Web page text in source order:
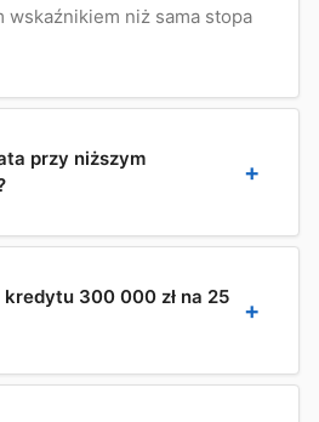
wskaźnikiem niż sama stopa
przy niższym
300 000 zł na 25